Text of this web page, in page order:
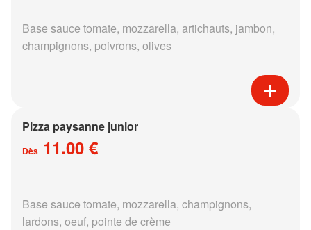
Base sauce tomate, mozzarella, artichauts, jambon,
champignons, poivrons, olives
Pizza paysanne junior
Dès 11.00 €
Base sauce tomate, mozzarella, champignons,
lardons, oeuf, pointe de crème